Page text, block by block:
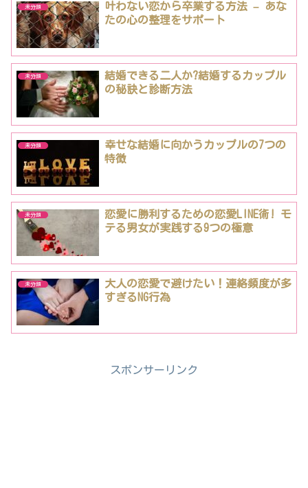
未分類
叶わない恋から卒業する方法 – あな
たの心の整理をサポート
未分類
結婚できる二人か?結婚するカップル
の秘訣と診断方法
未分類
幸せな結婚に向かうカップルの7つの
特徴
未分類
恋愛に勝利するための恋愛LINE術! モ
テる男女が実践する9つの極意
未分類
大人の恋愛で避けたい！連絡頻度が多
すぎるNG行為
スポンサーリンク